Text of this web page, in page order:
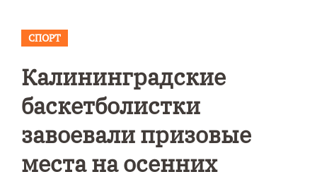
СПОРТ
Калининградские
баскетболистки
завоевали призовые
места на осенних